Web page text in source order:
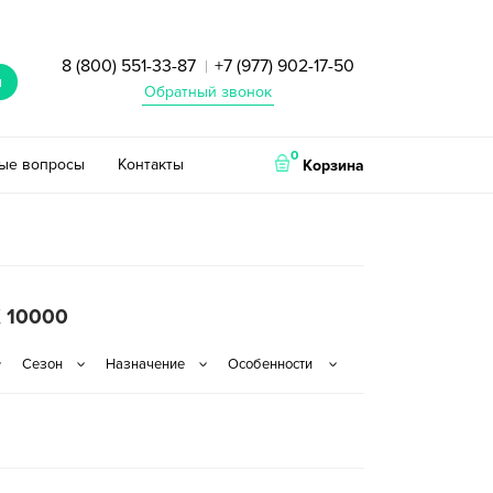
8 (800) 551-33-87 | +7 (977) 902-17-50
Обратный звонок
вопросы Контакты 0
Корзина